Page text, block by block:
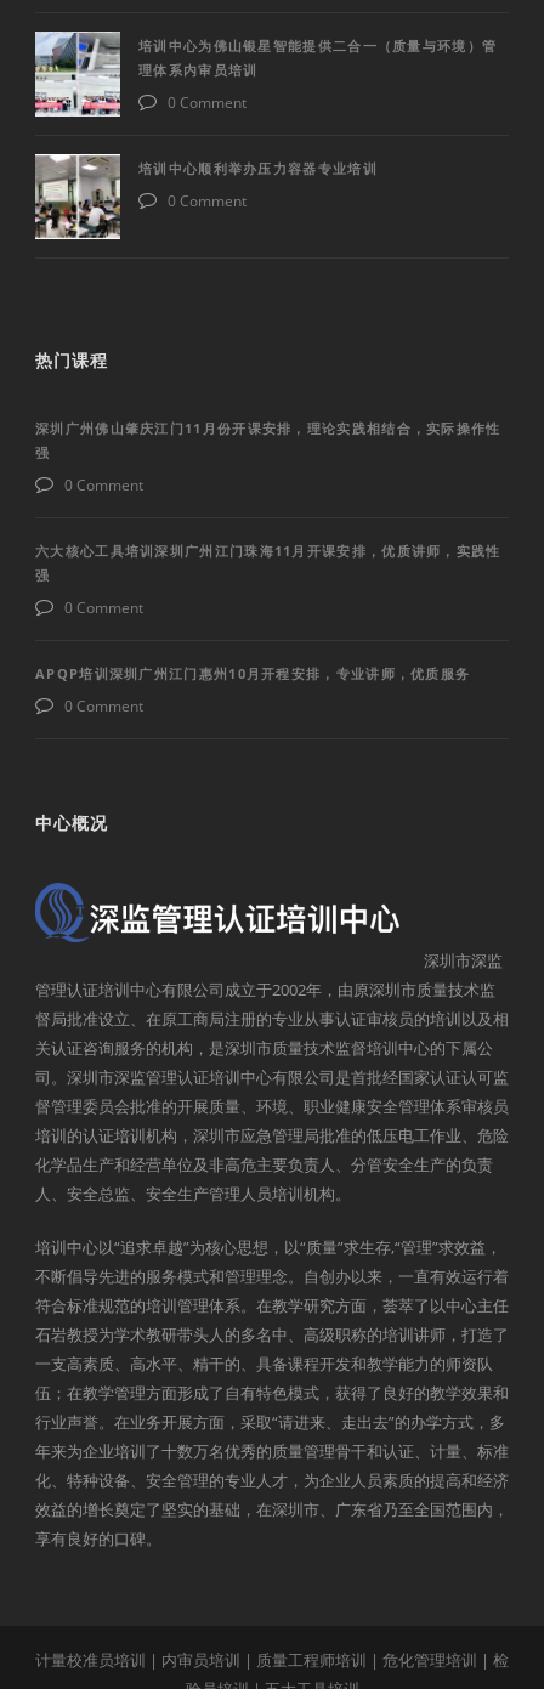
培训中心为佛山银星智能提供二合一（质量与环境）管
理体系内审员培训
0 Comment
培训中心顺利举办压力容器专业培训
0 Comment
热门课程
深圳广州佛山肇庆江门11月份开课安排，理论实践相结合，实际操作性
强
0 Comment
六大核心工具培训深圳广州江门珠海11月开课安排，优质讲师，实践性
强
0 Comment
APQP培训深圳广州江门惠州10月开程安排，专业讲师，优质服务
0 Comment
中心概况
深圳市深监
管理认证培训中心有限公司成立于2002年，由原深圳市质量技术监
督局批准设立、在原工商局注册的专业从事认证审核员的培训以及相
关认证咨询服务的机构，是深圳市质量技术监督培训中心的下属公
司。深圳市深监管理认证培训中心有限公司是首批经国家认证认可监
督管理委员会批准的开展质量、环境、职业健康安全管理体系审核员
培训的认证培训机构，深圳市应急管理局批准的低压电工作业、危险
化学品生产和经营单位及非高危主要负责人、分管安全生产的负责
人、安全总监、安全生产管理人员培训机构。
培训中心以“追求卓越”为核心思想，以“质量”求生存,“管理”求效益，
不断倡导先进的服务模式和管理理念。自创办以来，一直有效运行着
符合标准规范的培训管理体系。在教学研究方面，荟萃了以中心主任
石岩教授为学术教研带头人的多名中、高级职称的培训讲师，打造了
一支高素质、高水平、精干的、具备课程开发和教学能力的师资队
伍；在教学管理方面形成了自有特色模式，获得了良好的教学效果和
行业声誉。在业务开展方面，采取“请进来、走出去”的办学方式，多
年来为企业培训了十数万名优秀的质量管理骨干和认证、计量、标准
化、特种设备、安全管理的专业人才，为企业人员素质的提高和经济
效益的增长奠定了坚实的基础，在深圳市、广东省乃至全国范围内，
享有良好的口碑。
计量校准员培训 | 内审员培训 | 质量工程师培训 | 危化管理培训 | 检